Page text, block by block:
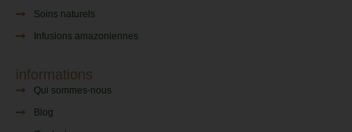
Soins naturels
Infusions amazoniennes
informations
Qui sommes-nous
Blog